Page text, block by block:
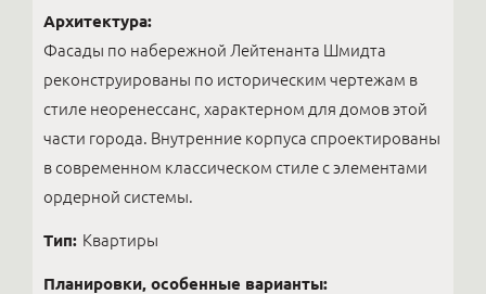
Архитектура:
Фасады по набережной Лейтенанта Шмидта
реконструированы по историческим чертежам в
стиле неоренессанс, характерном для домов этой
части города. Внутренние корпуса спроектированы
в современном классическом стиле с элементами
ордерной системы.
Тип: Квартиры
Планировки, особенные варианты: